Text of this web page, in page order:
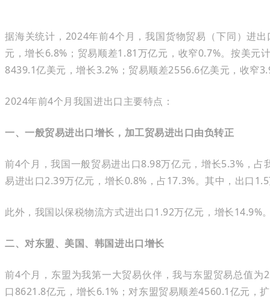
据海关统计，2024年前4个月，我国货物贸易（下同）进
元，增长6.8%；贸易顺差1.81万亿元，收窄0.7%。按美
8439.1亿美元，增长3.2%；贸易顺差2556.6亿美元，收窄
2024年前4个月我国进出口主要特点：
一、一般贸易进出口增长，加工贸易进出口由负转正
前4个月，我国一般贸易进出口8.98万亿元，增长5.3%，
易进出口2.39万亿元，增长0.8%，占17.3%。其中，出口
此外，我国以保税物流方式进出口1.92万亿元，增长
二、对东盟、美国、韩国进出口增长
前4个月，东盟为我第一大贸易伙伴，我与东盟贸易总值
口8621.8亿元，增长6.1%；对东盟贸易顺差4560.1亿元，